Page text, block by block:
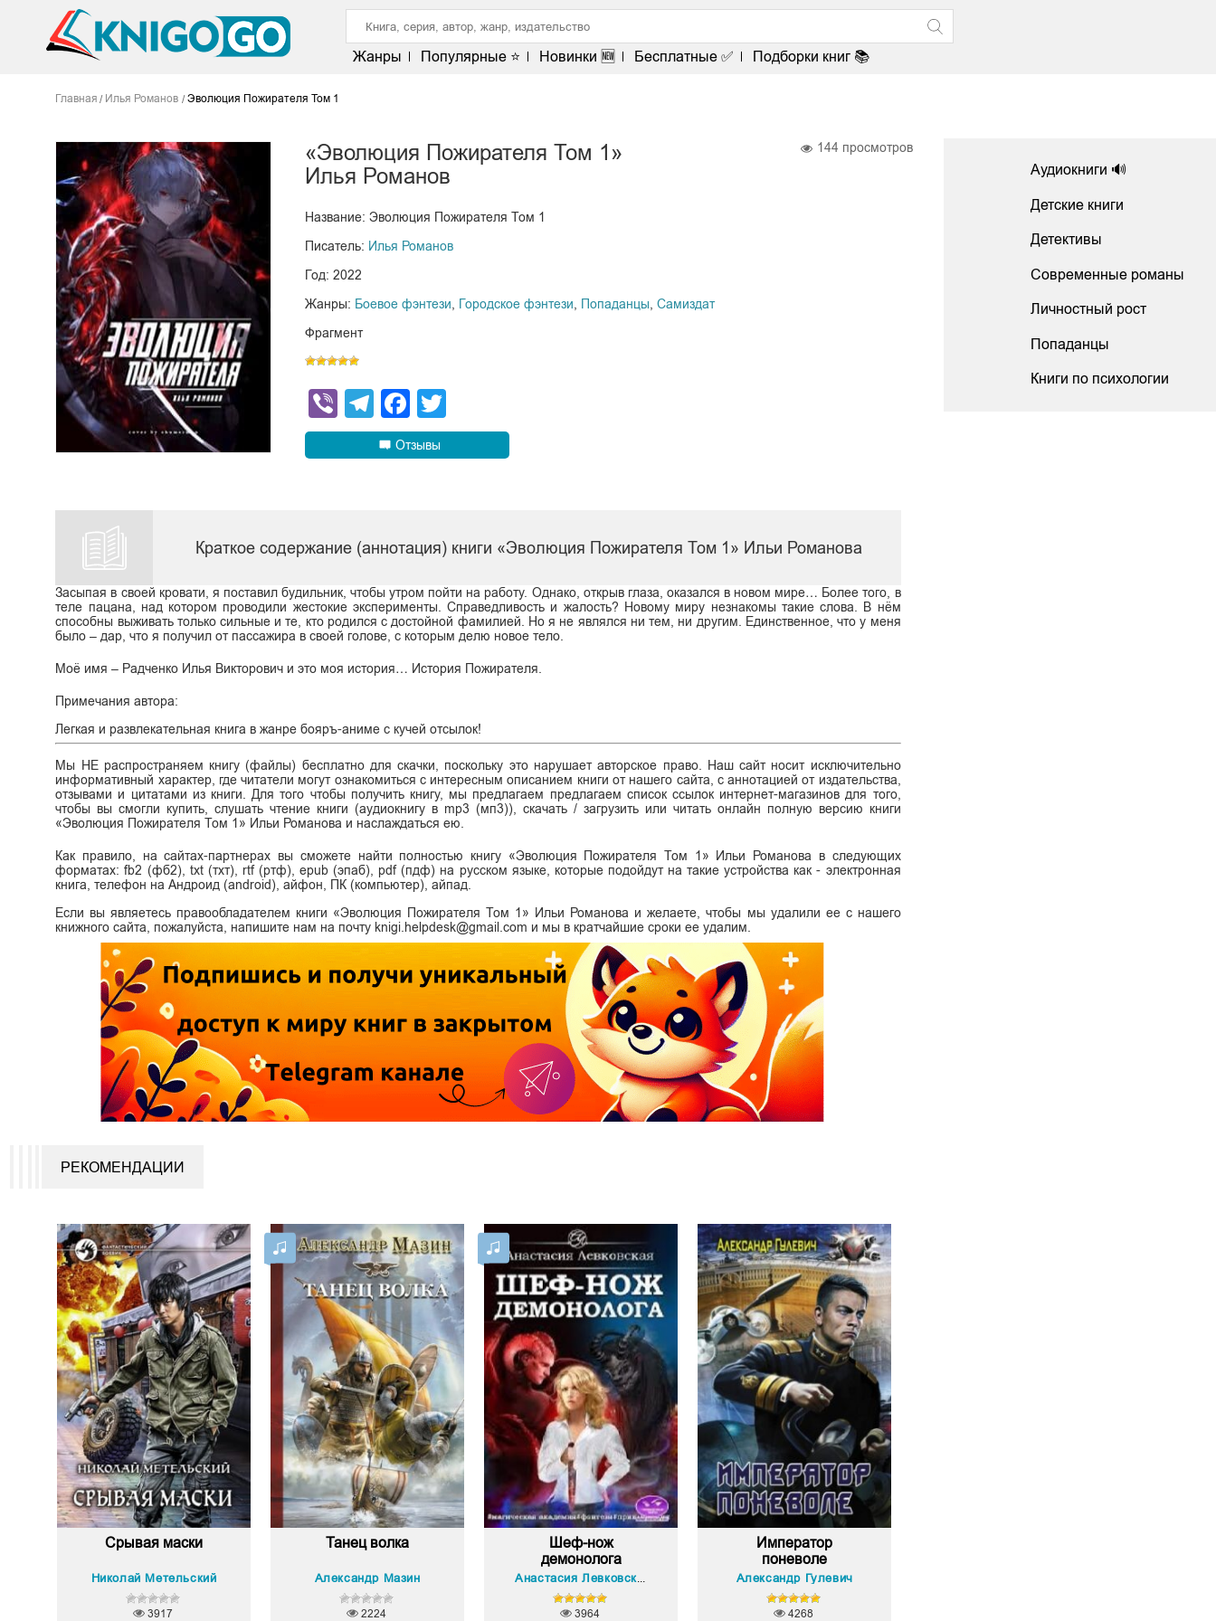
Жанры Популярные ⭐ Новинки 🆕 Бесплатные ✅ Подборки книг 📚
Главная Илья Романов Эволюция Пожирателя Том 1
«Эволюция Пожирателя Том 1»
Илья Романов
Название: Эволюция Пожирателя Том 1
Писатель: Илья Романов
Год: 2022
Жанры: Боевое фэнтези Городское фэнтези Попаданцы Самиздат
Фрагмент
ViberTelegram
Facebook
Отзывы
144 просмотров
Краткое содержание (аннотация) книги «Эволюция Пожирателя Том 1» Ильи Романова
Засыпая в своей кровати, я поставил будильник, чтобы утром пойти на работу. Однако, открыв глаза, оказался в новом мире… Более того, в
теле пацана, над котором проводили жестокие эксперименты. Справедливость и жалость? Новому миру незнакомы такие слова. В нём
способны выживать только сильные и те, кто родился с достойной фамилией. Но я не являлся ни тем, ни другим. Единственное, что у меня
было – дар, что я получил от пассажира в своей голове, с которым делю новое тело.
Моё имя – Радченко Илья Викторович и это моя история… История Пожирателя.
Примечания автора:
Легкая и развлекательная книга в жанре бояръ-аниме с кучей отсылок!
Мы НЕ распространяем книгу (файлы) бесплатно для скачки, поскольку это нарушает авторское право. Наш сайт носит исключительно
информативный характер, где читатели могут ознакомиться с интересным описанием книги от нашего сайта, с аннотацией от издательства,
отзывами и цитатами из книги. Для того чтобы получить книгу, мы предлагаем предлагаем список ссылок интернет-магазинов для того,
чтобы вы смогли купить, слушать чтение книги (аудиокнигу в mp3 (мп3)), скачать / загрузить или читать онлайн полную версию книги
«Эволюция Пожирателя Том 1» Ильи Романова и наслаждаться ею.
Как правило, на сайтах-партнерах вы сможете найти полностью книгу «Эволюция Пожирателя Том 1» Ильи Романова в следующих
форматах: fb2 (фб2), txt (тхт), rtf (ртф), epub (эпаб), pdf (пдф) на русском языке, которые подойдут на такие устройства как - электронная
книга, телефон на Андроид (android), айфон, ПК (компьютер), айпад.
Если вы являетесь правообладателем книги «Эволюция Пожирателя Том 1» Ильи Романова и желаете, чтобы мы удалили ее с нашего
книжного сайта, пожалуйста, напишите нам на почту knigi.helpdesk@gmail.com и мы в кратчайшие сроки ее удалим.
РЕКОМЕНДАЦИИ
Срывая маски
Николай Метельский
3917
Танец волка
Александр Мазин
2224
Шеф-нож
демонолога
3964
Император
поневоле
Александр Гулевич
4268
Аудиокниги 🔊
Детские книги
Детективы
Современные романы
Личностный рост
Попаданцы
Книги по психологии